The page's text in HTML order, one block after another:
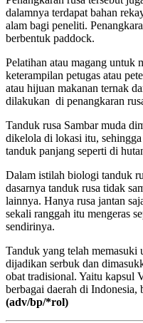
dalamnya terdapat bahan
alam bagi peneliti.
berbentuk paddock.
Pelatihan atau magang untuk
keterampilan petugas atau
atau hijuan makanan ternak
dilakukan di penangkaran
Tanduk rusa Sambar muda
dikelola di lokasi itu,
tanduk panjang seperti di
Dalam istilah biologi tanduk
dasarnya tanduk rusa tidak
lainnya. Hanya rusa jantan
sekali ranggah itu mengeras
sendirinya.
Tanduk yang telah memasuki
dijadikan serbuk dan
obat tradisional. Yaitu kapsul
berbagai daerah di Indonesia,
(adv/bp/*rol)